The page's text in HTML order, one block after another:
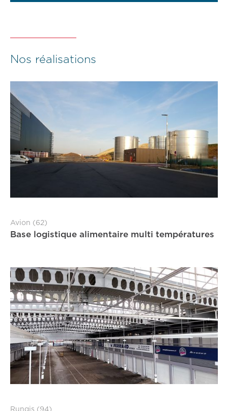
Nos réalisations
Avion (62)
Base logistique alimentaire multi températures
Rungis (94)